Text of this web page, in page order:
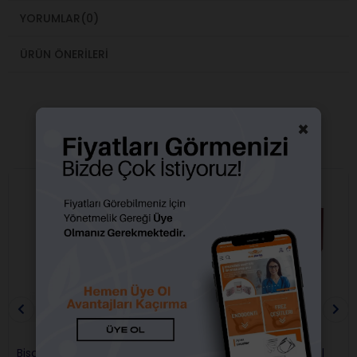
YORUMLAR (0)
ÜRÜN ÖNERILERI
BENZER ÜRÜNLER
Ücretsiz Kargo
Bisco Duolink Lamine
GC G-Cem Veneer Refil
×